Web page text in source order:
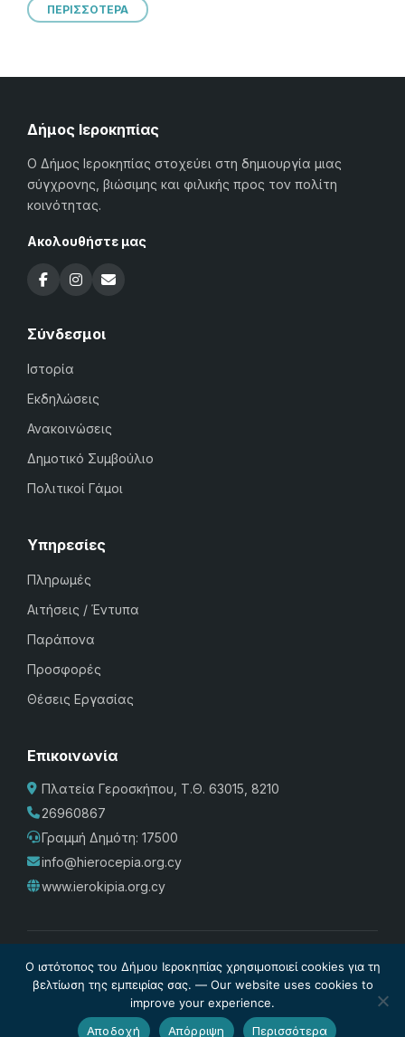
ΠΕΡΙΣΣΟΤΕΡΑ
Δήμος Ιεροκηπίας
Ο Δήμος Ιεροκηπίας στοχεύει στη δημιουργία μιας
σύγχρονης, βιώσιμης και φιλικής προς τον πολίτη
κοινότητας.
Ακολουθήστε μας
Σύνδεσμοι
Ιστορία
Εκδηλώσεις
Ανακοινώσεις
Δημοτικό Συμβούλιο
Πολιτικοί Γάμοι
Υπηρεσίες
Πληρωμές
Αιτήσεις / Έντυπα
Παράπονα
Προσφορές
Θέσεις Εργασίας
Επικοινωνία
Πλατεία Γεροσκήπου, Τ.Θ. 63015, 8210
26960867
Γραμμή Δημότη: 17500
info@hierocepia.org.cy
www.ierokipia.org.cy
Πολιτική Προστασίας · Cookies Διαχείριση Cookies
Χρήσης · Σχέδιο Ισότητας των Φύλων ·Δήλωση
Προσβασιμότητας
© Δήμος Ιεροκηπίας 2026. Powered by
Internetivo
Ο ιστότοπος του Δήμου Ιεροκηπίας χρησιμοποιεί cookies για τη
βελτίωση της εμπειρίας σας. — Our website uses cookies to
improve your experience.
Αποδοχή
Απόρριψη Περισσότερα